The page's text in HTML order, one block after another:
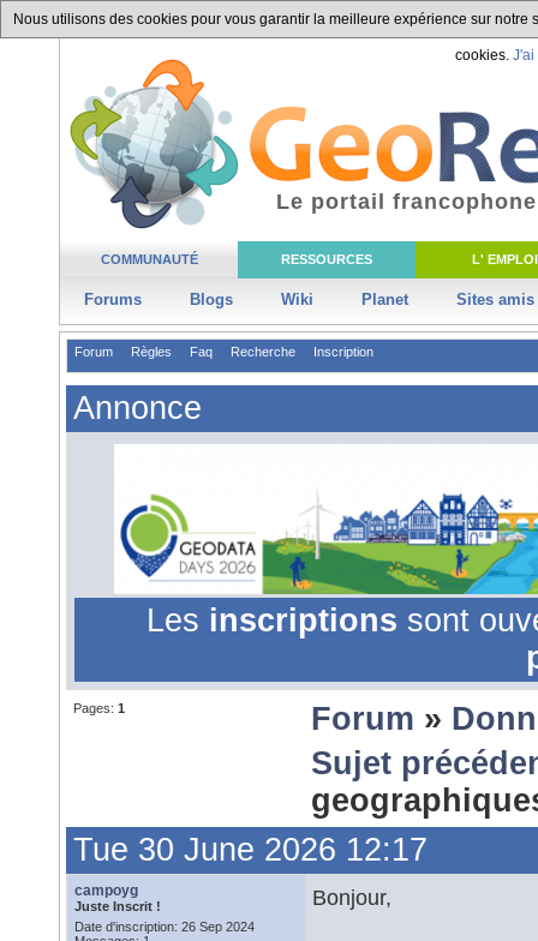
Nous utilisons des cookies pour vous garantir la meilleure expérience sur
cookies. J'ai
COMMUNAUTÉ RESSOURCES L' EMPLOI
Forums Blogs Wiki Planet Sites amis
Le portail
Forum Règles Faq Recherche Inscription
Annonce
Les inscriptions sont
Pages: 1 Forum »
Sujet
Tue 30 June 2026 12:17
campoyg
Juste Inscrit !
Date d'inscription: 26 Sep 2024
Bonjour,